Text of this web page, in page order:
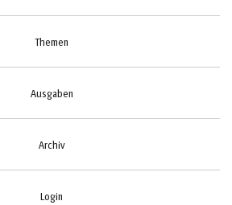
Themen
Ausgaben
Archiv
Login